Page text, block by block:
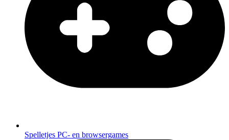
Spelletjes PC- en browsergames